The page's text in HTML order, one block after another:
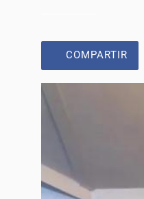
COMPARTIR